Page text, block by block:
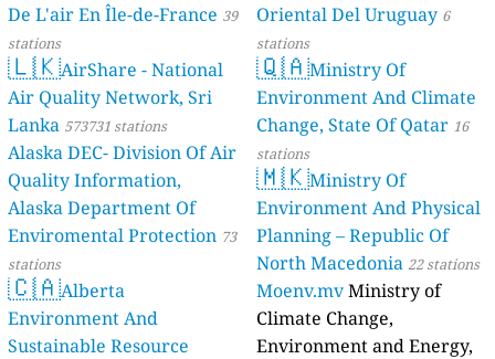
De L'air En Île-de-France 39
stations
🇱🇰AirShare - National
Air Quality Network, Sri
Lanka 573731 stations
Alaska DEC- Division Of Air
Quality Information,
Alaska Department Of
Enviromental Protection 73
stations
🇨🇦Alberta
Environment And
Sustainable Resource
Oriental Del Uruguay 6
stations
🇶🇦Ministry Of
Environment And Climate
Change, State Of Qatar 16
stations
🇲🇰Ministry Of
Environment And Physical
Planning – Republic Of
North Macedonia 22 stations
Moenv.mvMinistry of
Climate Change,
Environment and Energy,